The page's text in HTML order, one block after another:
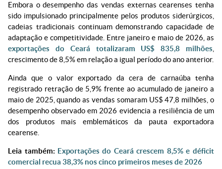
Embora o desempenho das vendas externas cearenses tenha
sido impulsionado principalmente pelos produtos siderúrgicos,
cadeias tradicionais continuam demonstrando capacidade de
adaptação e competitividade. Entre janeiro e maio de 2026, as
exportações do Ceará totalizaram US$ 835,8 milhões
crescimento de 8,5% em relação a igual período do ano anterior.
Ainda que o valor exportado da cera de carnaúba tenha
registrado retração de 5,9% frente ao acumulado de janeiro a
maio de 2025, quando as vendas somaram US$ 47,8 milhões, o
desempenho observado em 2026 evidencia a resiliência de um
dos produtos mais emblemáticos da pauta exportadora
cearense.
Leia também: Exportações do Ceará crescem 8,5% e déficit
comercial recua 38,3% nos cinco primeiros meses de 2026